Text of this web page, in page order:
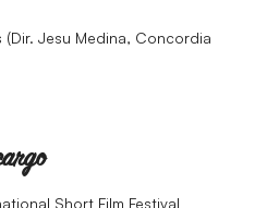
Jesu Medina, Concordia
Short Film Festival